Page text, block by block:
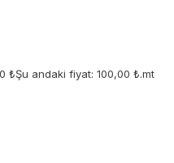
₺Şu andaki fiyat: 100,00 ₺.mt